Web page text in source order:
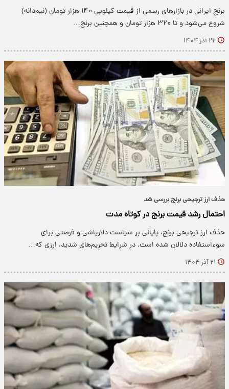
برنج ایرانی در بازارهای رسمی از قیمت کیلویی ۱۴۰ هزار تومان (نیم‌دانه)
شروع می‌شود و تا ۳۲۰ هزار تومان و همچنین برنج…
۲۲ آذر ۱۴۰۴
حذف ارز ترجیحی برنج بررسی شد
احتمال رشد قیمت برنج در کوتاه مدت
حذف ارز ترجیحی برنج، پایانی بر سیاست دلارپاشی و فرصتی برای
سوءاستفاده دلالان شده است. در شرایط تحریم‌های شدید، ارزی که…
۲۱ آذر ۱۴۰۴